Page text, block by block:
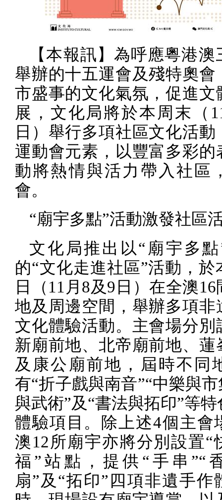
【本報訊】為呼應粵港
舉辦的十五運會及殘特奧會
市盛事的文化氣氛，促進文
展，文化局將於本周末（
日）舉行多項社區文化活動
運動會元素，以豐富多彩的
動將熱情與活力帶入社區
會。
“廟宇多點”活動激發社區
文化局推出以“廟宇多
的“文化走進社區”活動，於
日（ 11 月 8及9 日）在全澳16
地及周邊空間，舉辦多項非
文化體驗活動。主會場分別
新廟前地、北帝廟前地、蓮
及康公廟前地，屆時不同
有“折子戲與南音”“中樂與市
與武術”及“書法與拓印”等
體驗項目。除上述4個主會
澳12所廟宇亦將分別設置“
福”站點，提供“手串”“
扇”及“拓印”四項非遺手作